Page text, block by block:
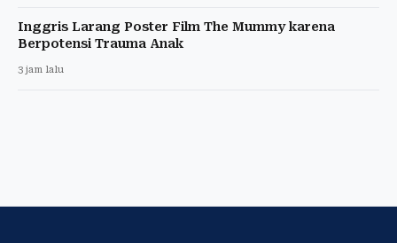
Inggris Larang Poster Film The Mummy karena
Berpotensi Trauma Anak
3 jam lalu